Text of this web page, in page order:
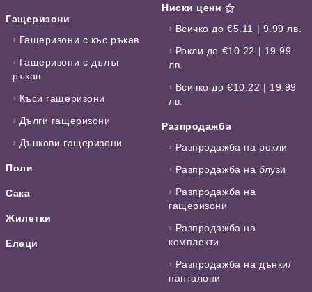
Гащеризони
Гащеризони с къс ръкав
Гащеризони с дълъг
ръкав
Къси гащеризони
Дълги гащеризони
Дънкови гащеризони
Поли
Сака
Жилетки
Елеци
Ниски цени ⚝
Всичко до €5.11 | 9.99 лв.
Рокли до €10.22 | 19.99
лв.
Всичко до €10.22 | 19.99
лв.
Разпродажба
Разпродажба на рокли
Разпродажба на блузи
Разпродажба на
гащеризони
Разпродажба на
комплекти
Разпродажба на дънки/
панталони